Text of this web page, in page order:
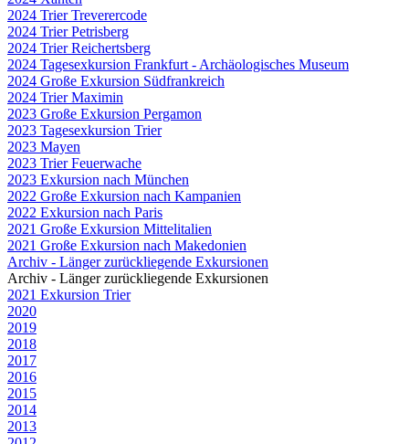
2024 Trier Treverercode
2024 Trier Petrisberg
2024 Trier Reichertsberg
2024 Tagesexkursion Frankfurt - Archäologisches Museum
2024 Große Exkursion Südfrankreich
2024 Trier Maximin
2023 Große Exkursion Pergamon
2023 Tagesexkursion Trier
2023 Mayen
2023 Trier Feuerwache
2023 Exkursion nach München
2022 Große Exkursion nach Kampanien
2022 Exkursion nach Paris
2021 Große Exkursion Mittelitalien
2021 Große Exkursion nach Makedonien
Archiv - Länger zurückliegende Exkursionen
Archiv - Länger zurückliegende Exkursionen
2021 Exkursion Trier
2020
2019
2018
2017
2016
2015
2014
2013